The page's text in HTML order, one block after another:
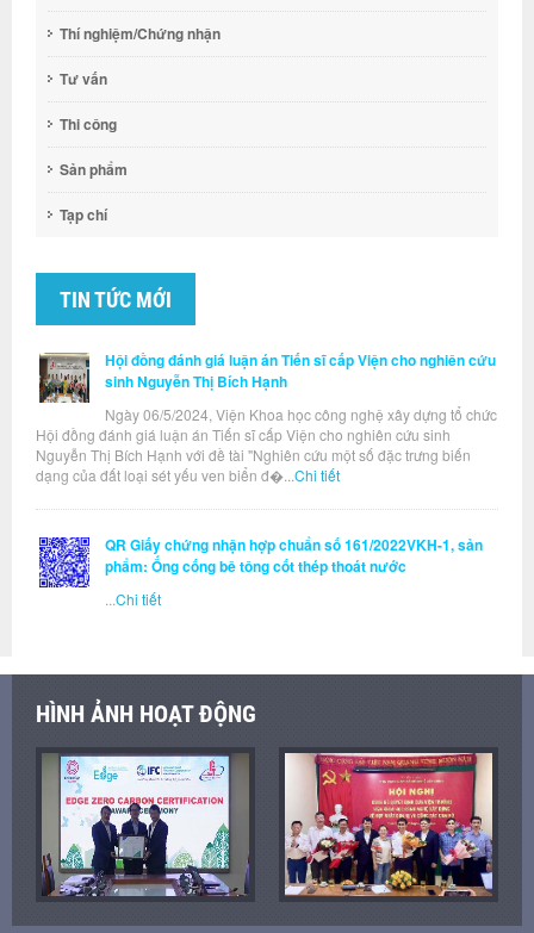
Thí nghiệm/Chứng nhận
Tư vấn
Thi công
Sản phẩm
Tạp chí
TIN TỨC MỚI
Hội đồng đánh giá luận án Tiến sĩ cấp Viện cho nghiên cứu
sinh Nguyễn Thị Bích Hạnh
Ngày 06/5/2024, Viện Khoa học công nghệ xây dựng tổ chức
Hội đồng đánh giá luận án Tiến sĩ cấp Viện cho nghiên cứu sinh
Nguyễn Thị Bích Hạnh với đề tài "Nghiên cứu một số đặc trưng biến
dạng của đất loại sét yếu ven biển đ�... Chi tiết
QR Giấy chứng nhận hợp chuẩn số 161/2022VKH-1, sản
phẩm: Ống cống bê tông cốt thép thoát nước
Chi tiết
HÌNH ẢNH HOẠT ĐỘNG